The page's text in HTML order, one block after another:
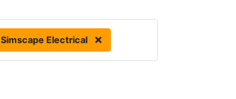
Simscape Electrical